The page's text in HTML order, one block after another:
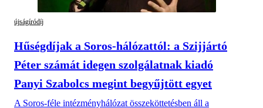
újságíródíj
Hűségdíjak a Soros-hálózattól: a Szijjártó
Péter számát idegen szolgálatnak kiadó
Panyi Szabolcs megint begyűjtött egyet
A Soros-féle intézményhálózat összeköttetésben áll a